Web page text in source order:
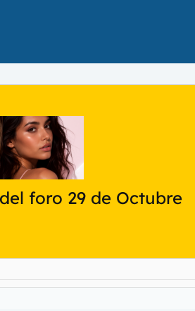
foro 29 de Octubre